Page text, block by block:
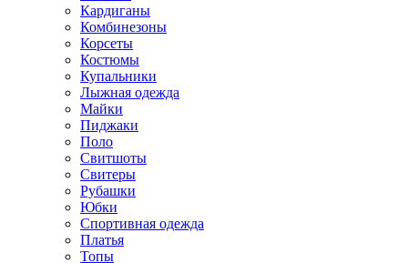
Кардиганы
Комбинезоны
Корсеты
Костюмы
Купальники
Лыжная одежда
Майки
Пиджаки
Поло
Свитшоты
Свитеры
Рубашки
Юбки
Спортивная одежда
Платья
Топы